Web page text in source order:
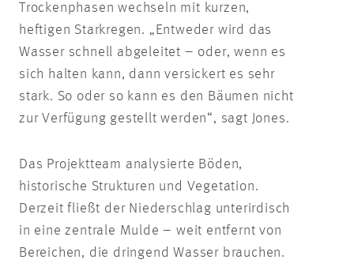
Trockenphasen wechseln mit kurzen,
heftigen Starkregen. „Entweder wird das
Wasser schnell abgeleitet – oder, wenn es
sich halten kann, dann versickert es sehr
stark. So oder so kann es den Bäumen nicht
zur Verfügung gestellt werden“, sagt Jones.
Das Projektteam analysierte Böden,
historische Strukturen und Vegetation.
Derzeit fließt der Niederschlag unterirdisch
in eine zentrale Mulde – weit entfernt von
Bereichen, die dringend Wasser brauchen.